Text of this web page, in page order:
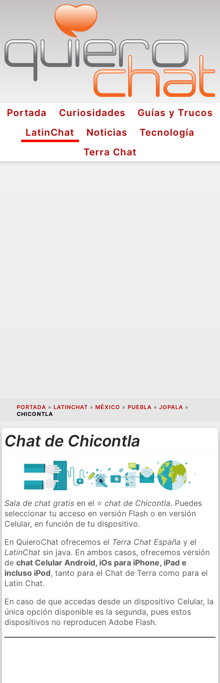
Portada Curiosidades
Guías y Trucos
LatinChat
Noticias
Tecnología
Terra Chat
PORTADA » LATINCHAT » MÉXICO » PUEBLA » JOPALA »
CHICONTLA
Chat de Chicontla
Sala de chat gratis en el ⭐chat de Chicontla. Puedes
seleccionar tu acceso en versión Flash o en versión
Celular, en función de tu dispositivo.
En QuieroChat ofrecemos el Terra Chat España y el
LatinChat sin java. En ambos casos, ofrecemos versión
dechat Celular Android, iOs para iPhone, iPad e
incluso iPod, tanto para el Chat de Terra como para el
Latin Chat.
En caso de que accedas desde un dispositivo Celular, la
única opción disponible es la segunda, pues estos
dispositivos no reproducen Adobe Flash.